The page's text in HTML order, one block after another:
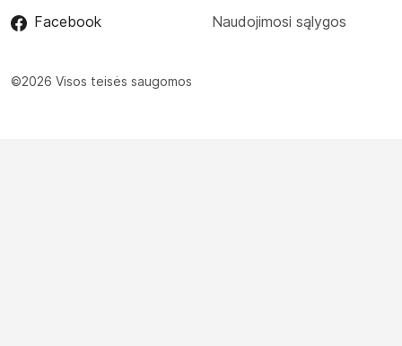
Facebook Naudojimosi sąlygos
©2026 Visos teisės saugomos